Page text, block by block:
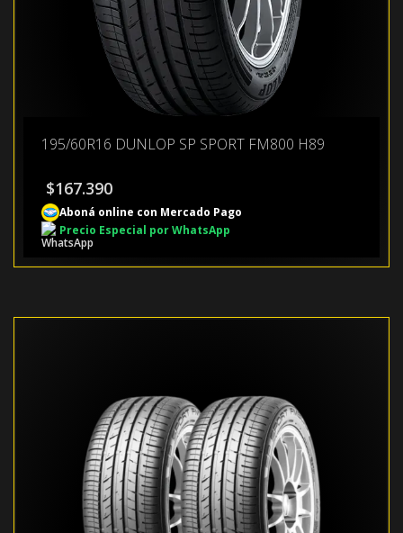
195/60R16 DUNLOP SP SPORT FM800 H89
$167.390
Aboná online con Mercado Pago
Precio Especial por WhatsApp